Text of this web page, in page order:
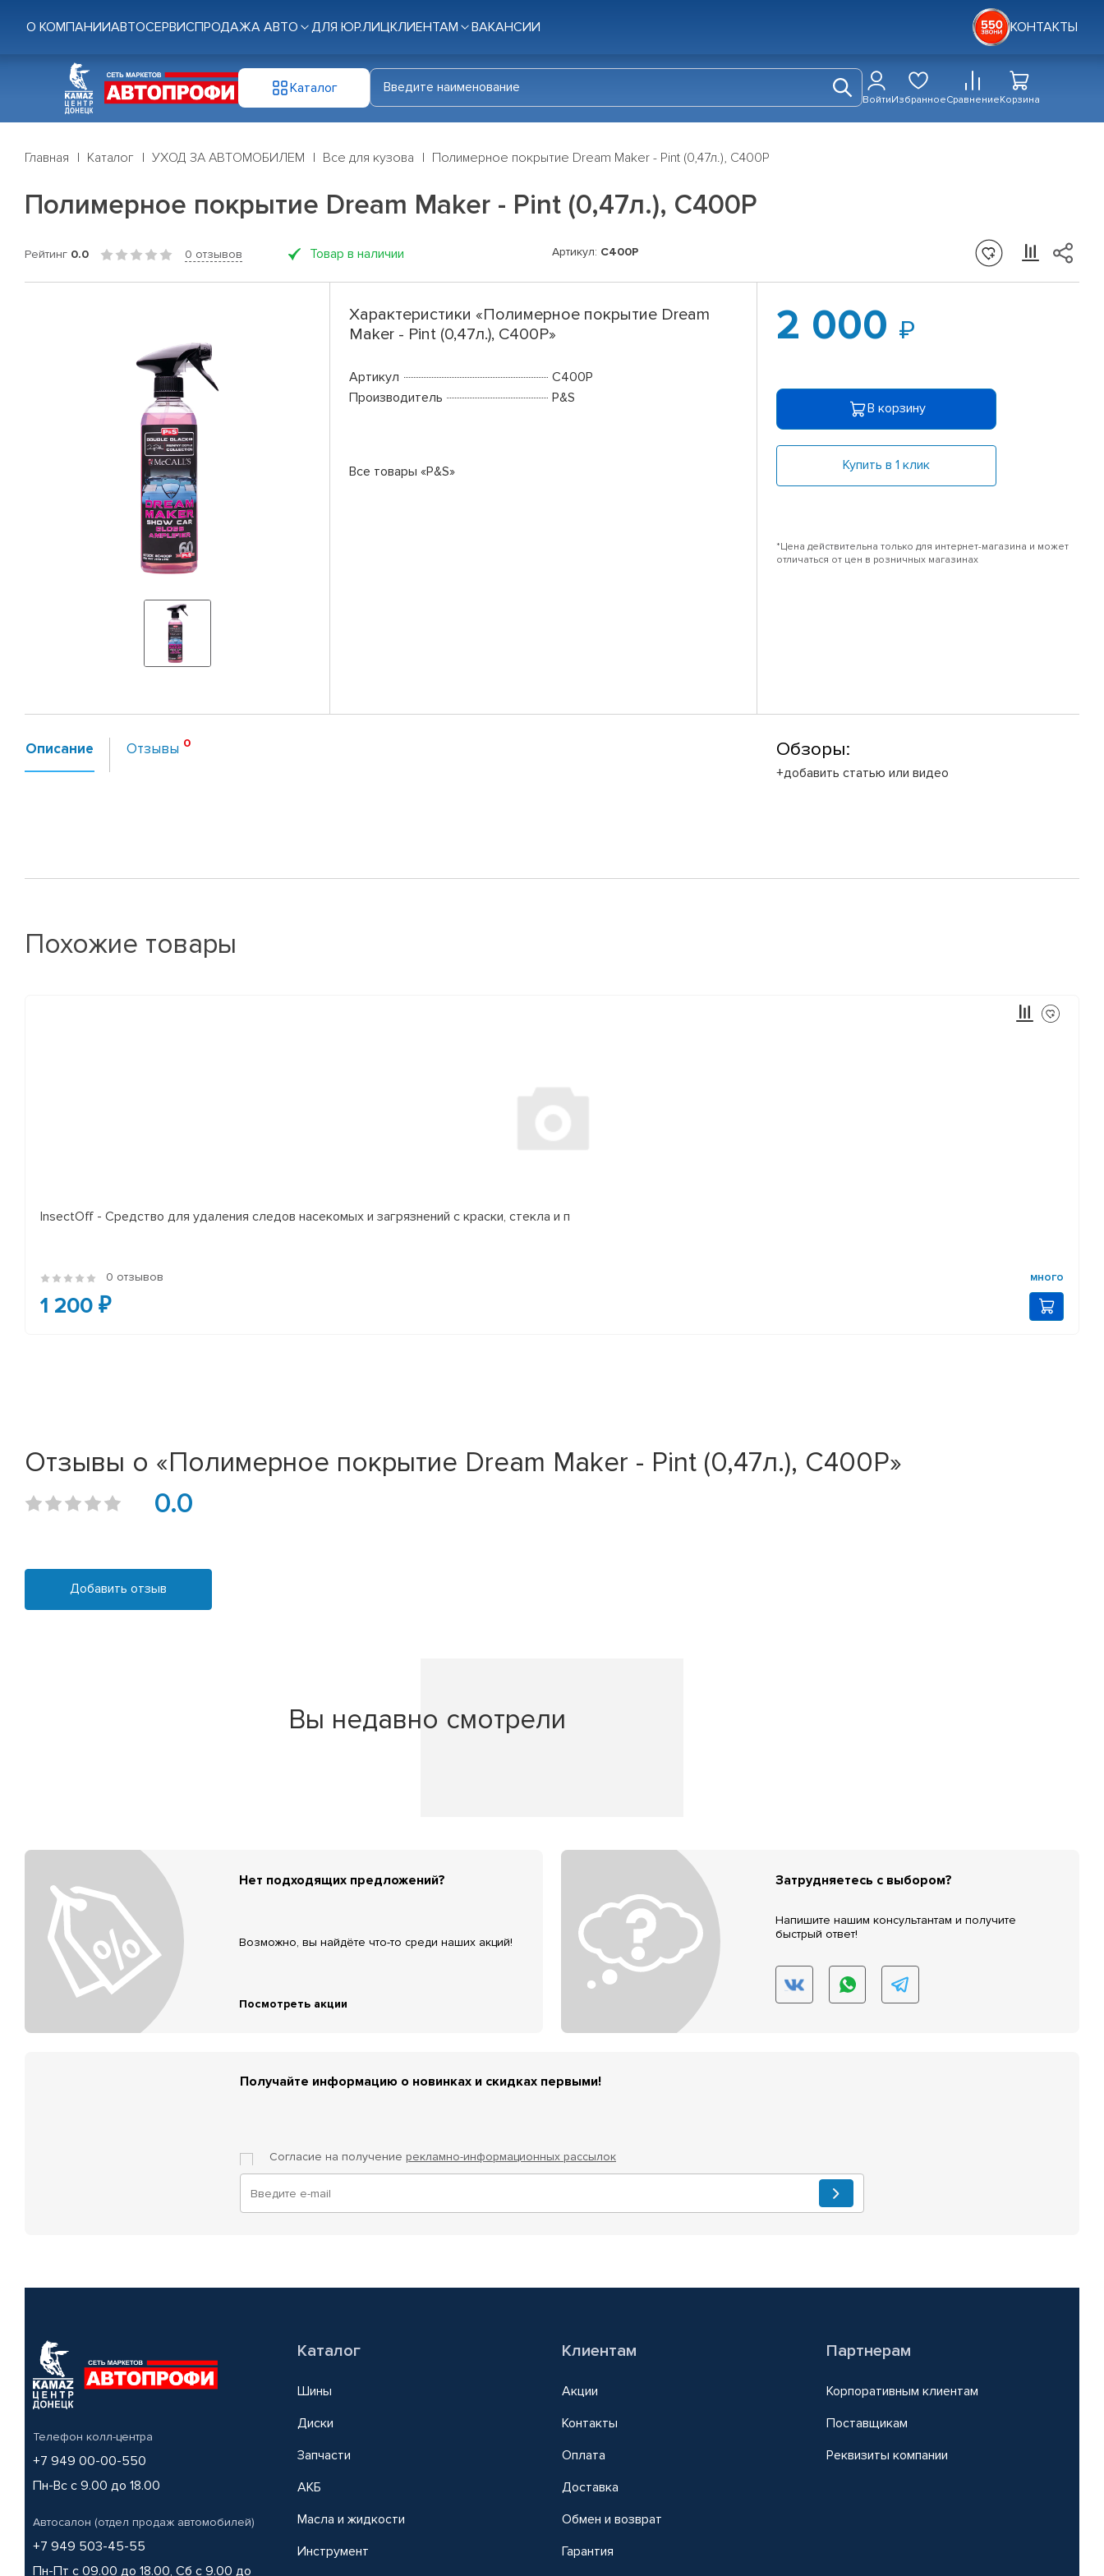
О КОМПАНИИАВТОСЕРВИСПРОДАЖА АВТО ДЛЯ ЮР.ЛИЦКЛИЕНТАМ ВАКАНСИИ КОНТАКТЫ
Каталог
ВойтиИзбранноеСравнениеКорзина
Главная Каталог УХОД ЗА АВТОМОБИЛЕМ Все для кузова Полимерное покрытие Dream Maker - Pint (0,47л.), C400P
Полимерное покрытие Dream Maker - Pint (0,47л.), C400P
Рейтинг 0.0 0 отзывов Товар в наличии Артикул: C400P
Характеристики «Полимерное покрытие Dream
Maker - Pint (0,47л.), C400P»
Артикул
C400P
Производитель
P&S
Все товары «P&S»
2 000
В корзину
Купить в 1 клик
*Цена действительна только для интернет-магазина и может
отличаться от цен в розничных магазинах
Описание Отзывы Обзоры:
+добавить статью или видео
Похожие товары
InsectOff - Средство для удаления следов насекомых и загрязнений с краски, стекла и п
0 отзывов много
1 200 ₽
Отзывы о «Полимерное покрытие Dream Maker - Pint (0,47л.), C400P»
0.0
Добавить отзыв
Вы недавно смотрели
Нет подходящих предложений?
Возможно, вы найдёте что-то среди наших акций!
Посмотреть акции
Затрудняетесь с выбором?
Напишите нашим консультантам и получите
быстрый ответ!
Получайте информацию о новинках и скидках первыми!
Согласие на получение рекламно-информационных рассылок
Телефон колл-центра
+7 949 00-00-550
Пн-Вс с 9.00 до 18.00
Автосалон (отдел продаж автомобилей)
+7 949 503-45-55
Пн-Пт с 09.00 до 18.00, Сб с 9.00 до
Каталог
Шины
Диски
Запчасти
АКБ
Масла и жидкости
Инструмент
Клиентам
Акции
Контакты
Оплата
Доставка
Обмен и возврат
Гарантия
Партнерам
Корпоративным клиентам
Поставщикам
Реквизиты компании